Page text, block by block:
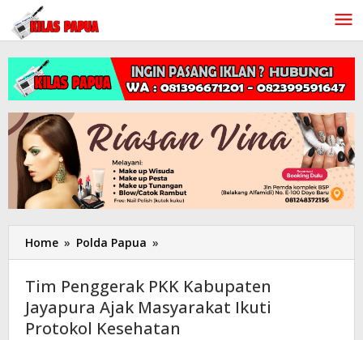
Lewati
konten
Home » Polda Papua »
Penggerak
Kabupaten
Jayapura
Ajak
Tim Penggerak PKK Kabupaten
Jayapura Ajak Masyarakat Ikuti
Protokol Kesehatan